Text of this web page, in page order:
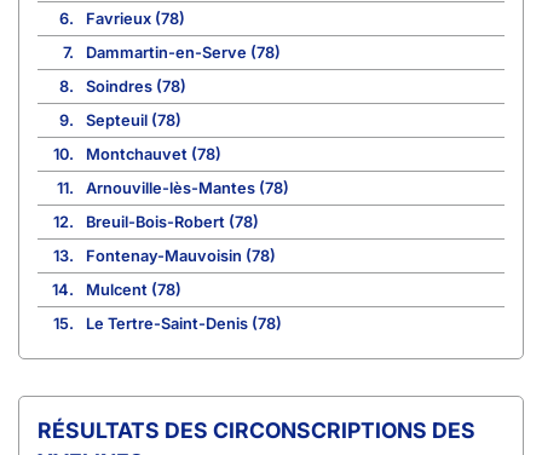
6.
Favrieux (78)
7.
Dammartin-en-Serve (78)
8.
Soindres (78)
9.
Septeuil (78)
10.
Montchauvet (78)
11.
Arnouville-lès-Mantes (78)
12.
Breuil-Bois-Robert (78)
13.
Fontenay-Mauvoisin (78)
14.
Mulcent (78)
15.
Le Tertre-Saint-Denis (78)
CIRCONSCRIPTIONS DES